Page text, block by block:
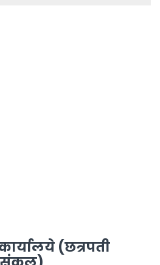
(छत्रपती